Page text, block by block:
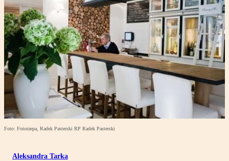
Foto: Fotorzepa, Radek Pasterski RP Radek Pasterski
Aleksandra Tarka